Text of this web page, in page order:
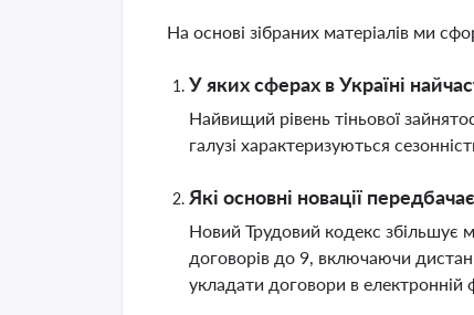
На основі зібраних матеріалів ми
У яких сферах в Україні
Найвищий рівень тіньової
галузі характеризуються
Які основні новації
Новий Трудовий кодекс збільшує
договорів до 9, включаючи
укладати договори в електронній